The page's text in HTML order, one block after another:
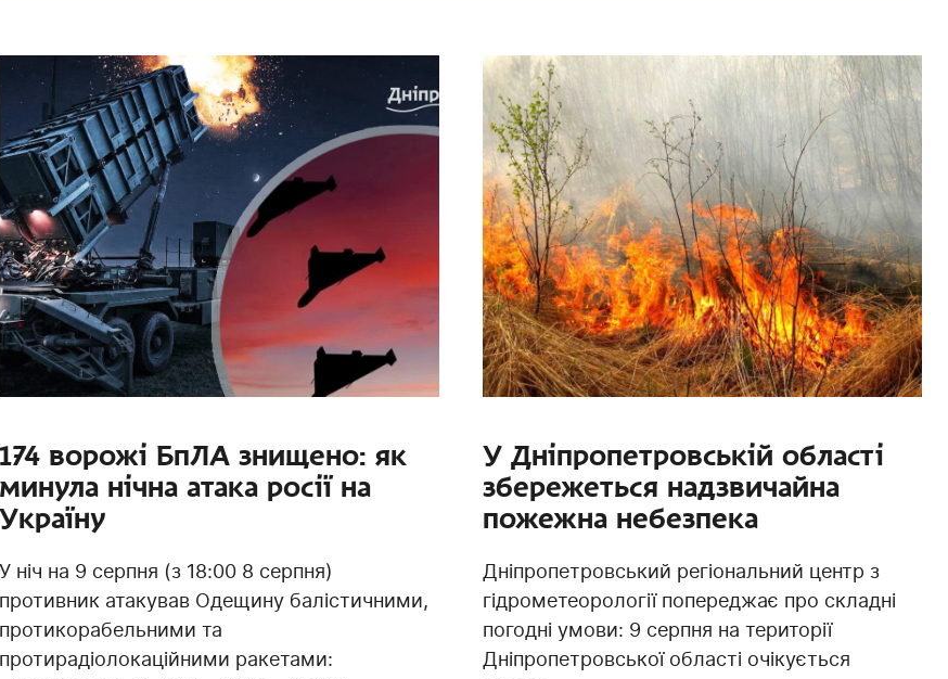
174 ворожі БпЛА знищено: як
минула нічна атака росії на
Україну
У ніч на 9 серпня (з 18:00 8 серпня)
противник атакував Одещину балістичними,
протикорабельними та
протирадіолокаційними ракетами:
У Дніпропетровській області
збережеться надзвичайна
пожежна небезпека
Дніпропетровський регіональний центр з
гідрометеорології попереджає про складні
погодні умови: 9 серпня на території
Дніпропетровської області очікується